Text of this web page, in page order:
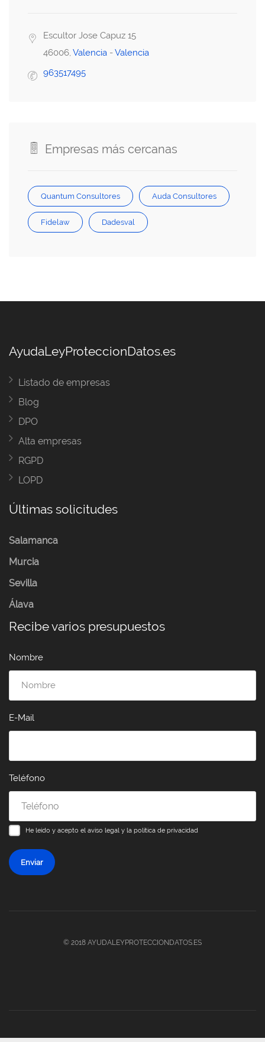
Escultor Jose Capuz 15
46006, Valencia -Valencia
963517495
Empresas más cercanas
Quantum Consultores Auda Consultores
Fidelaw Dadesval
AyudaLeyProteccionDatos.es
Listado de empresas
Blog
DPO
Alta empresas
RGPD
LOPD
Últimas solicitudes
Salamanca
Murcia
Sevilla
Álava
Recibe varios presupuestos
Nombre
E-Mail
Teléfono
He leído y acepto el aviso legal y la política de privacidad
Enviar
© 2018 AYUDALEYPROTECCIONDATOS.ES